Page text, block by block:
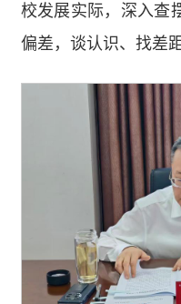
校发展实际，深入查
偏差，谈认识、找差